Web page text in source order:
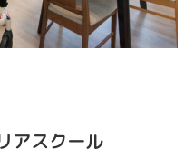
アスクール